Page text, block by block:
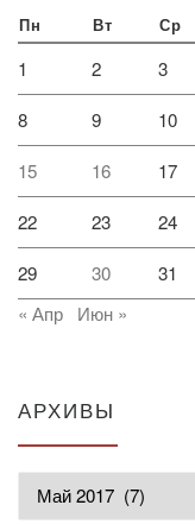
Пн Вт Ср
1 2 3
8 9 10
15 16 17
22 23 24
29 30
31
« Апр
Июн »
АРХИВЫ